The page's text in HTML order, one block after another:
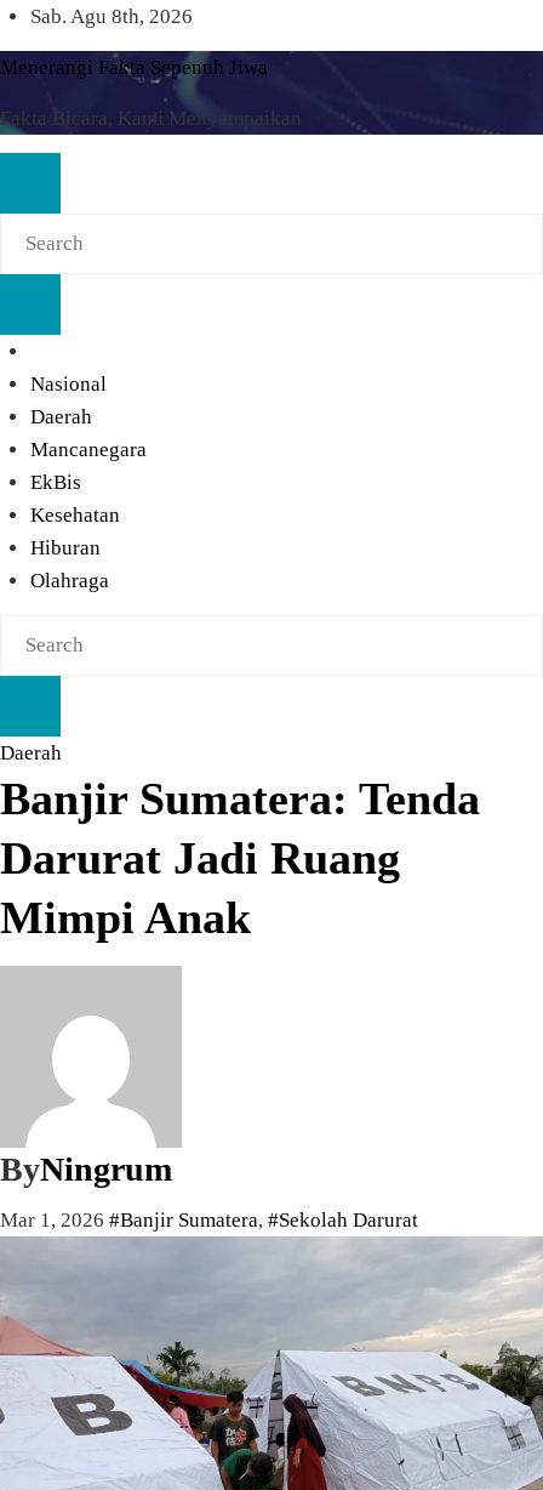
Skip
to
content
Sab. Agu 8th, 2026
Menerangi Fakta Sepenuh Jiwa
Fakta Bicara, Kami Menyampaikan
Nasional
Daerah
Mancanegara
EkBis
Kesehatan
Hiburan
Olahraga
Daerah
Banjir Sumatera: Tenda
Darurat Jadi Ruang
Mimpi Anak
ByNingrum
Mar 1, 2026 #Banjir Sumatera, #Sekolah Darurat